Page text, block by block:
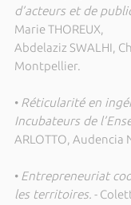
d’acteurs et de
Marie THOREUX,
Abdelaziz SWALHI,
Montpellier.
• Réticularité en
Incubateurs de
ARLOTTO, Audencia
• Entrepreneuriat
les territoires. -